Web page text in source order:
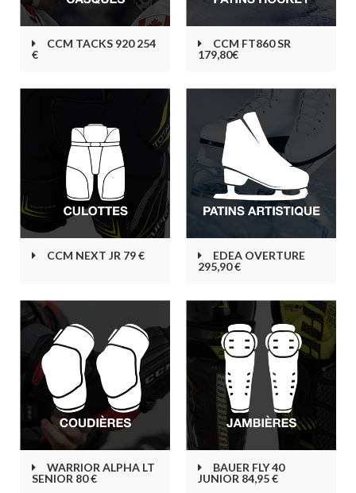
CCM TACKS 920 254
€
CCM FT860 SR
179,80€
CCM NEXT JR 79 €
EDEA OVERTURE
295,90 €
WARRIOR ALPHA LT
SENIOR 80 €
BAUER FLY 40
JUNIOR 84,95 €